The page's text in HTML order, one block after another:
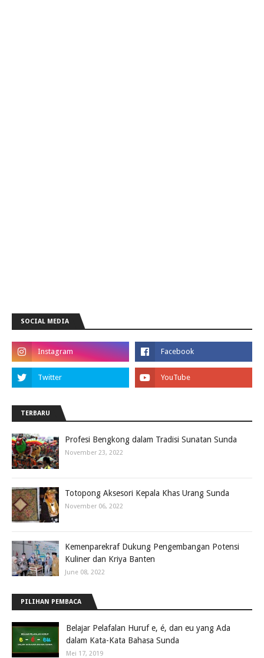
SOCIAL MEDIA
TERBARU
Profesi Bengkong dalam Tradisi Sunatan Sunda
November 23, 2022
Totopong Aksesori Kepala Khas Urang Sunda
November 06, 2022
Kemenparekraf Dukung Pengembangan Potensi
Kuliner dan Kriya Banten
June 08, 2022
PILIHAN PEMBACA
Belajar Pelafalan Huruf e, é, dan eu yang Ada
dalam Kata-Kata Bahasa Sunda
Mei 17, 2019